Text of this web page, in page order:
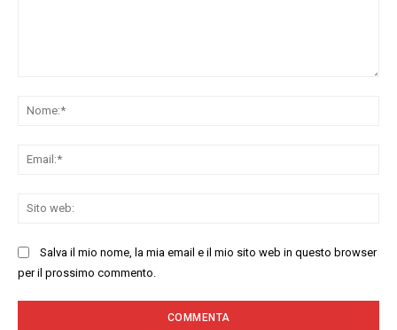
Salva il mio nome, la mia email e il mio sito web in questo browser
per il prossimo commento.